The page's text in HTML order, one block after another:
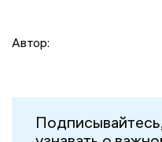
Автор: